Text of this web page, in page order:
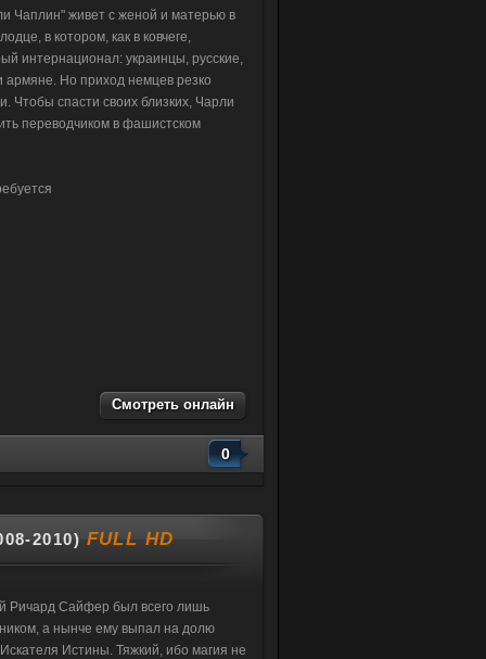
Чаплин" живет с женой и матерью в
в котором, как в ковчеге,
интернационал: украинцы, русские,
армяне. Но приход немцев резко
Чтобы спасти своих близких, Чарли
переводчиком в фашистском
Смотреть онлайн
0
2010) FULL HD
Ричард Сайфер был всего лишь
а нынче ему выпал на долю
Истины. Тяжкий, ибо магия не